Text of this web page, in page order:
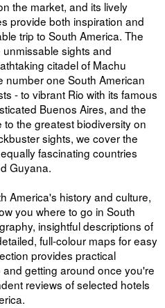
the market, and its lively
provide both inspiration and
trip to South America. The
sights and
citadel of Machu
number one South American
- to vibrant Rio with its famous
Buenos Aires, and the
the greatest biodiversity on
sights, we cover the
fascinating countries
Guyana.
America's history and culture,
you where to go in South
insightful descriptions of
full-colour maps for easy
provides practical
getting around once you're
reviews of selected hotels